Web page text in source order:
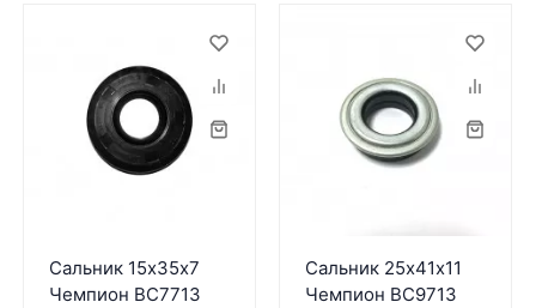
Сальник 15х35х7
Чемпион BC7713
Сальник 25х41х11
Чемпион BC9713